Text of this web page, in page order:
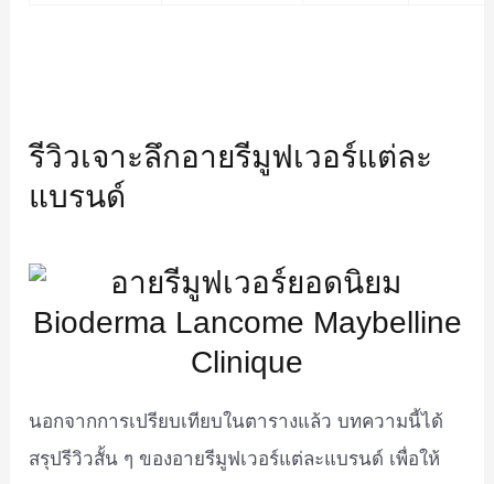
รีวิวเจาะลึกอายรีมูฟเวอร์แต่ละ
แบรนด์
นอกจากการเปรียบเทียบในตารางแล้ว บทความนี้ได้
สรุปรีวิวสั้น ๆ ของอายรีมูฟเวอร์แต่ละแบรนด์ เพื่อให้